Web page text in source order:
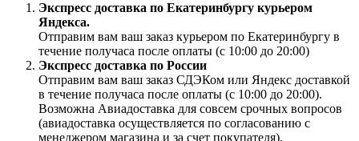
Экспресс доставка по Екатеринбургу курьером
Яндекса.
Отправим вам ваш заказ курьером по Екатеринбургу в
течение получаса после оплаты (с 10:00 до 20:00)
Экспресс доставка по России
Отправим вам ваш заказ СДЭКом или Яндекс доставкой
в течение получаса после оплаты (с 10:00 до 20:00).
Возможна Авиадоставка для совсем срочных вопросов
(авиадоставка осуществляется по согласованию с
менеджером магазина и за счет покупателя).